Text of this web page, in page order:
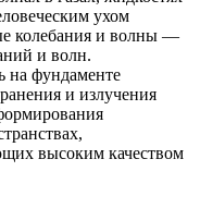
ухом
колебания и волны —
и волн.
на фундаменте
и излучения
высоким качеством